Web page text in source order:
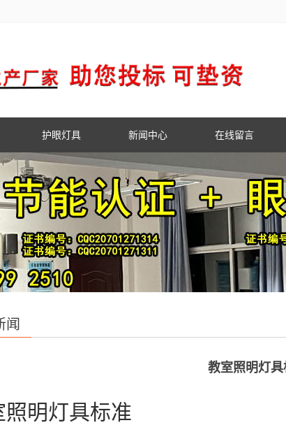
护眼灯具 新闻中心 在线留言
闻
教室照明灯具
照明灯具标准